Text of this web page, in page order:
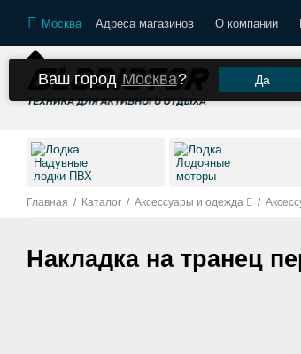
Москва Адреса магазинов О компании
Ваш городМосква? Да
Надувные
лодки ПВХ
Лодочные
моторы
Главная / Каталог / Аксессуары и одежда /
Накладка на транец